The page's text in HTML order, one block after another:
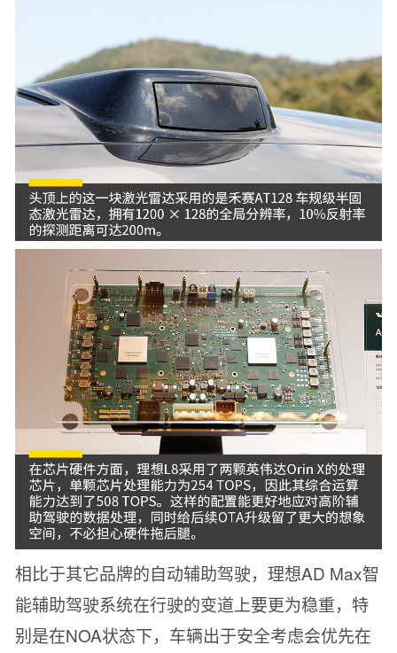
相比于其它品牌的自动辅助驾驶，理想AD Max智
能辅助驾驶系统在行驶的变道上要更为稳重，特
别是在NOA状态下，车辆出于安全考虑会优先在